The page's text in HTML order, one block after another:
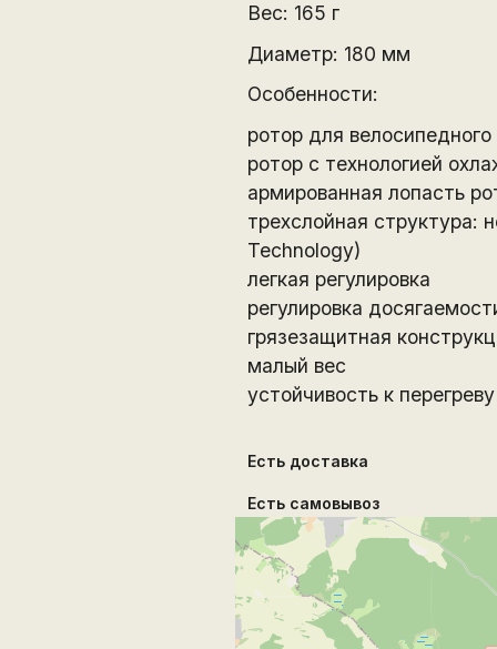
Вес: 165 г
Диаметр: 180 мм
Особенности:
ротор для
ротор с технологией
армированная лопасть
трехслойная
Technology)
легкая регулировка
регулировка
грязезащитная
малый вес
устойчивость к перегреву
Есть доставка
Есть самовывоз